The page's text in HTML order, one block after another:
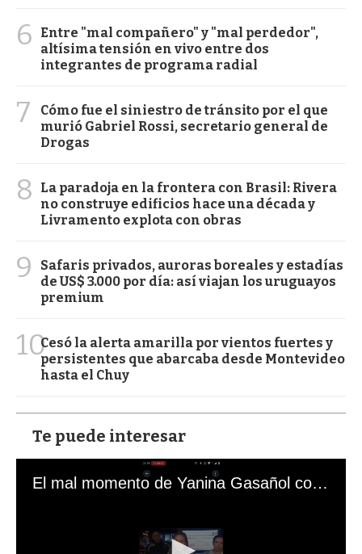
6
Entre "mal compañero" y "mal perdedor",
altísima tensión en vivo entre dos
integrantes de programa radial
7
Cómo fue el siniestro de tránsito por el que
murió Gabriel Rossi, secretario general de
Drogas
8
La paradoja en la frontera con Brasil: Rivera
no construye edificios hace una década y
Livramento explota con obras
9
Safaris privados, auroras boreales y estadías
de US$ 3.000 por día: así viajan los uruguayos
premium
10Cesó la alerta amarilla por vientos fuertes y
persistentes que abarcaba desde Montevideo
hasta el Chuy
Te puede interesar
El mal momento de Yanina Gasañol con un hincha argentino en "Subrayado"